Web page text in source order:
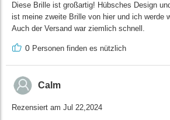
Diese Brille ist großartig! Hübsches Design
ist meine zweite Brille von hier und ich werde
Auch der Versand war ziemlich schnell.
0 Personen finden es nützlich
Calm
Rezensiert am Jul 22,2024